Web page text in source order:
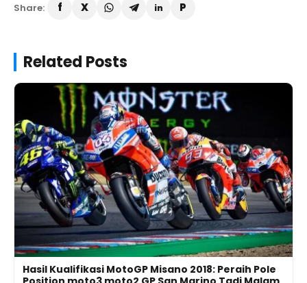
Share:
Related Posts
Hasil Kualifikasi MotoGP Misano 2018: Peraih Pole